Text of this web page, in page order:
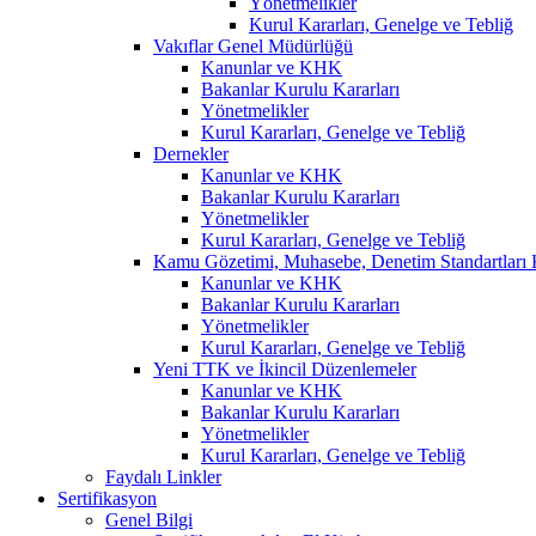
Kurul Kararları, Genelge ve Tebliğ
Vakıflar Genel Müdürlüğü
Kanunlar ve KHK
Bakanlar Kurulu Kararları
Yönetmelikler
Kurul Kararları, Genelge ve Tebliğ
Dernekler
Kanunlar ve KHK
Bakanlar Kurulu Kararları
Yönetmelikler
Kurul Kararları, Genelge ve Tebliğ
Kamu Gözetimi, Muhasebe, Denetim Standartları
Kanunlar ve KHK
Bakanlar Kurulu Kararları
Yönetmelikler
Kurul Kararları, Genelge ve Tebliğ
Yeni TTK ve İkincil Düzenlemeler
Kanunlar ve KHK
Bakanlar Kurulu Kararları
Yönetmelikler
Kurul Kararları, Genelge ve Tebliğ
Faydalı Linkler
Sertifikasyon
Genel Bilgi